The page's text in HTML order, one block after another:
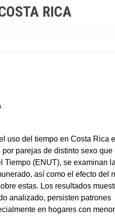
RICA
uso del tiempo en Costa Rica
parejas de distinto sexo que
Tiempo (ENUT), se examinan
así como el efecto del
estas. Los resultados
analizado, persisten patrones
en hogares con